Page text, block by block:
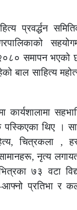
प्रवर्द्धन
२०८० समापन
बाल साहित्य
कार्यशालामा
थिए ।
चित्रकला ,
नृत्य
७३ वटा
प्रतिभा र